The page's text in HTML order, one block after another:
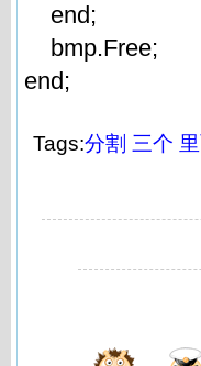
end;
bmp.Free;
end;
Tags:分割 三个